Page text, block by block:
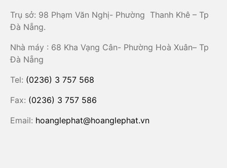
Trụ sở: 98 Phạm Văn Nghị- Phường Thanh Khê – Tp
Đà Nẵng.
Nhà máy : 68 Kha Vạng Cân- Phường Hoà Xuân– Tp
Đà Nẵng
Tel: (0236) 3 757 568
Fax: (0236) 3 757 586
Email: hoanglephat@hoanglephat.vn